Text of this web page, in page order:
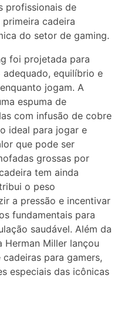
profissionais de
cadeira
do setor de gaming.
foi projetada para
equilíbrio e
jogam. A
espuma de
com infusão de cobre
ideal para jogar e
que pode ser
grossas por
tem ainda
o peso
a pressão e incentivar
fundamentais para
saudável. Além da
Herman Miller lançou
para gamers,
especiais das icônicas